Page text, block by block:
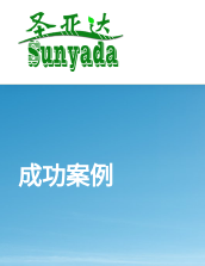
成功案例